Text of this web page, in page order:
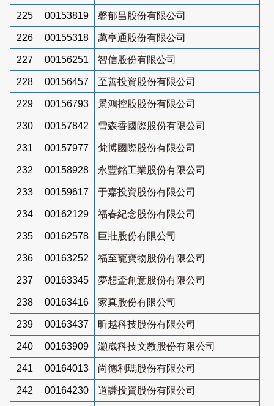
225 00153819 馨郁昌股份有限公司
226 00155318 萬亨通股份有限公司
227 00156251 智信股份有限公司
228 00156457 至善投資股份有限公司
229 00156793 景鴻控股股份有限公司
230 00157842 雪森香國際股份有限公司
231 00157977 梵博國際股份有限公司
232 00158928 永豐銘工業股份有限公司
233 00159617 于嘉投資股份有限公司
234 00162129 福春紀念股份有限公司
235 00162578 巨壯股份有限公司
236 00163252 福至寵寶物股份有限公司
237 00163345 夢想盃創意股份有限公司
238 00163416 家真股份有限公司
239 00163437 昕越科技股份有限公司
240 00163909 灝崴科技文教股份有限公司
241 00164013 尚德利瑪股份有限公司
242 00164230 道謙投資股份有限公司